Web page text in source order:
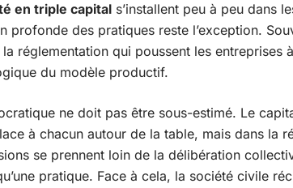
en triple capital s’installent peu à peu dans
profonde des pratiques reste l’exception.
la réglementation qui poussent les entreprises
du modèle productif.
ne doit pas être sous-estimé. Le
à chacun autour de la table, mais dans la
se prennent loin de la délibération
pratique. Face à cela, la société civile